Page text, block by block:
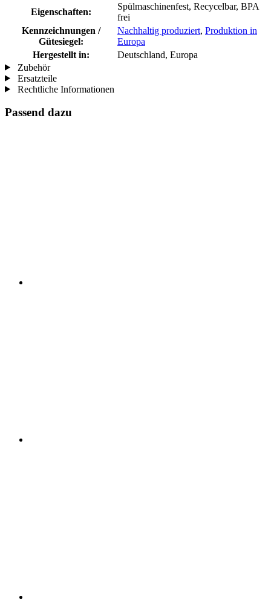
Eigenschaften:
Spülmaschinenfest, Recycelbar, BPA
frei
Kennzeichnungen /
Gütesiegel:
Nachhaltig produziert, Produktion in
Europa
Hergestellt in:
Deutschland, Europa
Zubehör
Ersatzteile
Rechtliche Informationen
Passend dazu